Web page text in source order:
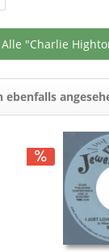
Alle "Charlie
ebenfalls